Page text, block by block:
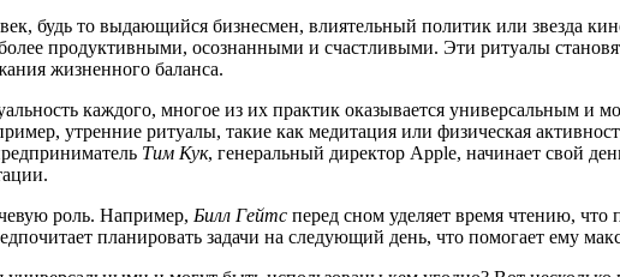
будь то выдающийся бизнесмен, влиятельный политик или звезда
продуктивными, осознанными и счастливыми. Эти ритуалы
жизненного баланса.
каждого, многое из их практик оказывается универсальным и
утренние ритуалы, такие как медитация или физическая
Тим Кук, генеральный директор Apple, начинает свой
роль. Например, Билл Гейтс перед сном уделяет время чтению, что
планировать задачи на следующий день, что помогает ему